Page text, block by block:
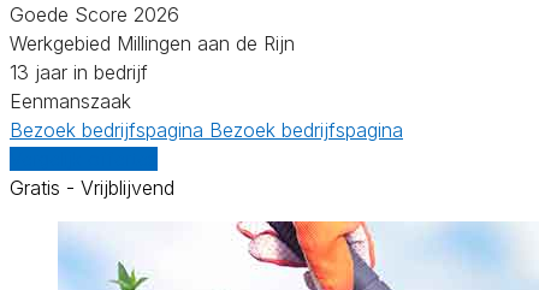
Goede Score 2026
Werkgebied Millingen aan de Rijn
13 jaar in bedrijf
Eenmanszaak
Bezoek bedrijfspagina Bezoek bedrijfspagina
Gratis - Vrijblijvend